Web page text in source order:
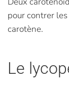
pour contrer
carotène.
Le